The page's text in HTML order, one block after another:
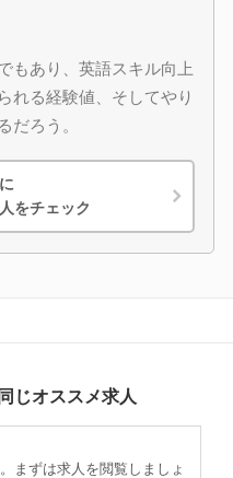
もあり、英語スキル向上
れる経験値、そしてやり
だろう。
をチェック
じオススメ求人
まずは求人を閲覧しましょ